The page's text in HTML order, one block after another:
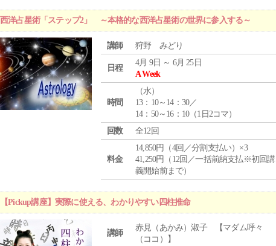
西洋占星術「ステップ2」 ～本格的な西洋占星術の世界に参入する～
講師 狩野 みどり
日程
4月 9日 ～ 6月 25日
A Week
時間
（水）
13：10～14：30／
14：50～16：10（1日2コマ）
回数
全12回
料金
14,850円（4回／分割支払い）×3
41,250円（12回／一括前納支払※初回講
義開始前まで）
【Pickup講座】実際に使える、わかりやすい四柱推命
講師
赤見（あかみ）淑子 【マダム呼々
（ココ）】